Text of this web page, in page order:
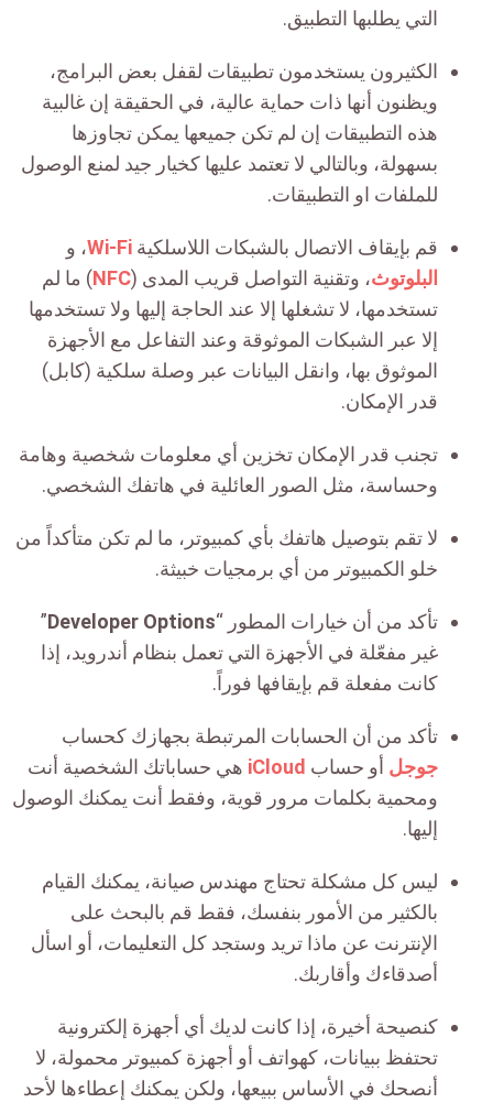
التي يطلبها التطبيق.
الكثيرون يستخدمون تطبيقات لقفل بعض البرامج،
ويظنون أنها ذات حماية عالية، في الحقيقة إن غالبية
هذه التطبيقات إن لم تكن جميعها يمكن تجاوزها
بسهولة، وبالتالي لا تعتمد عليها كخيار جيد لمنع الوصول
للملفات او التطبيقات.
قم بإيقاف الاتصال بالشبكات اللاسلكية Wi-Fi، و
البلوتوث، وتقنية التواصل قريب المدى (NFC) ما لم
تستخدمها، لا تشغلها إلا عند الحاجة إليها ولا تستخدمها
إلا عبر الشبكات الموثوقة وعند التفاعل مع الأجهزة
الموثوق بها، وانقل البيانات عبر وصلة سلكية (كابل)
قدر الإمكان.
تجنب قدر الإمكان تخزين أي معلومات شخصية وهامة
وحساسة، مثل الصور العائلية في هاتفك الشخصي.
لا تقم بتوصيل هاتفك بأي كمبيوتر، ما لم تكن متأكداً من
خلو الكمبيوتر من أي برمجيات خبيثة.
تأكد من أن خيارات المطور “Developer Options
”
غير مفعّلة في الأجهزة التي تعمل بنظام أندرويد، إذا
كانت مفعلة قم بإيقافها فوراً.
تأكد من أن الحسابات المرتبطة بجهازك كحساب
جوجل أو حساب iCloud هي حساباتك الشخصية أنت
ومحمية بكلمات مرور قوية، وفقط أنت يمكنك الوصول
إليها.
ليس كل مشكلة تحتاج مهندس صيانة، يمكنك القيام
بالكثير من الأمور بنفسك، فقط قم بالبحث على
الإنترنت عن ماذا تريد وستجد كل التعليمات، أو اسأل
أصدقاءك وأقاربك.
كنصيحة أخيرة، إذا كانت لديك أي أجهزة إلكترونية
تحتفظ ببيانات، كهواتف أو أجهزة كمبيوتر محمولة، لا
أنصحك في الأساس ببيعها، ولكن يمكنك إعطاءها لأحد